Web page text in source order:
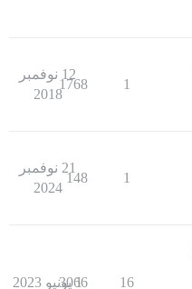
1
1768
12 نوفمبر
2018
1
148
21 نوفمبر
2024
16
3066
1 يونيو 2023